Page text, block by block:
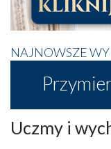
NAJNOWSZE
Uczmy i